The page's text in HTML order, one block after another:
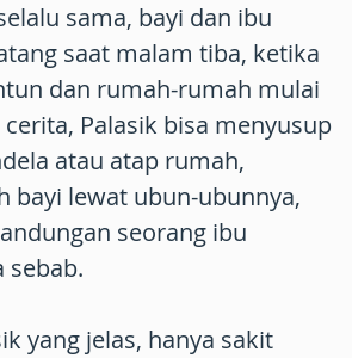
sama, bayi dan ibu
saat malam tiba, ketika
dan rumah-rumah mulai
Palasik bisa menyusup
atau atap rumah,
bayi lewat ubun-ubunnya,
seorang ibu
sebab.
yang jelas, hanya sakit